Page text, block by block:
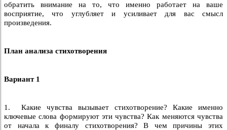
обратить внимание на то, что именно работает на ваше
восприятие, что углубляет и усиливает для вас смысл
произведения.
План анализа стихотворения
Вариант 1
1. Какие чувства вызывает стихотворение? Какие именно
ключевые слова формируют эти чувства? Как меняются чувства
от начала к финалу стихотворения? В чем причины этих